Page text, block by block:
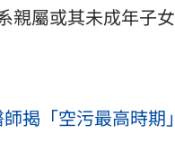
親屬或其未成年子
揭「空污最高時